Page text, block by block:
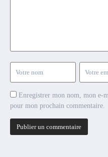
Enregistrer mon nom, mon e-
pour mon prochain commentaire.